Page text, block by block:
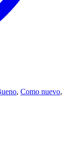
, Como nuevo,